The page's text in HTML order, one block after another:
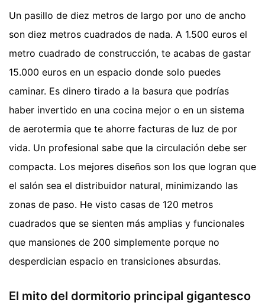
Un pasillo de diez metros de largo por uno de ancho
son diez metros cuadrados de nada. A 1.500 euros el
metro cuadrado de construcción, te acabas de gastar
15.000 euros en un espacio donde solo puedes
caminar. Es dinero tirado a la basura que podrías
haber invertido en una cocina mejor o en un sistema
de aerotermia que te ahorre facturas de luz de por
vida. Un profesional sabe que la circulación debe ser
compacta. Los mejores diseños son los que logran que
el salón sea el distribuidor natural, minimizando las
zonas de paso. He visto casas de 120 metros
cuadrados que se sienten más amplias y funcionales
que mansiones de 200 simplemente porque no
desperdician espacio en transiciones absurdas.
El mito del dormitorio principal gigantesco